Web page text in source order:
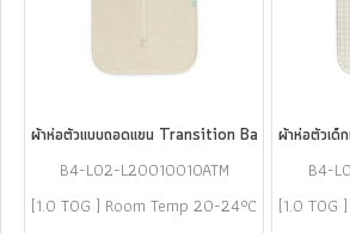
ผ้าห่อตัวแบบถอดแขน Transition Bag Cotton
B4-L02-L2001001OATM
[1.0 TOG ] Room Temp 20-24°C
ผ้าห่อตัวเ
B4-
[1.0 TOG